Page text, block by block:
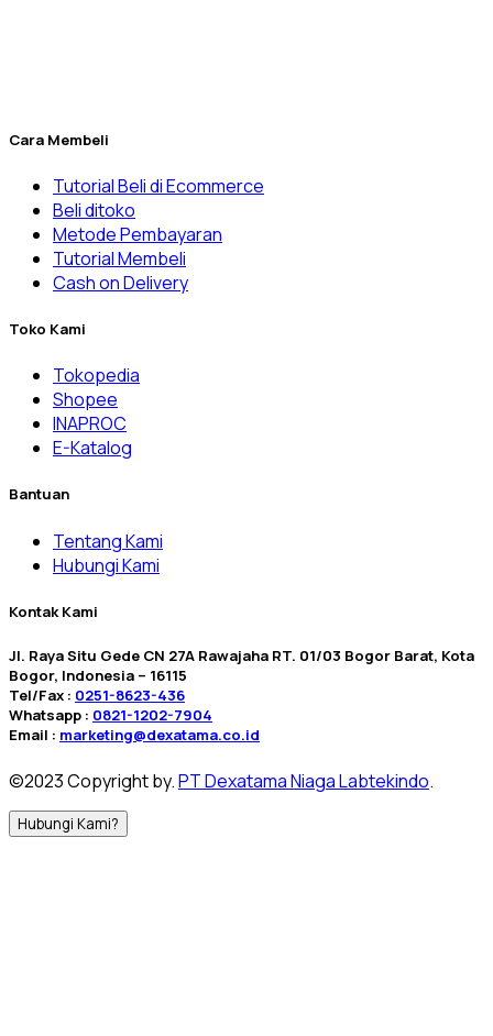
Cara Membeli
Tutorial Beli di Ecommerce
Beli ditoko
Metode Pembayaran
Tutorial Membeli
Cash on Delivery
Toko Kami
Tokopedia
Shopee
INAPROC
E-Katalog
Bantuan
Tentang Kami
Hubungi Kami
Kontak Kami
Jl. Raya Situ Gede CN 27A Rawajaha RT. 01/03 Bogor Barat, Kota
Bogor, Indonesia – 16115
Tel/Fax : 0251-8623-436
Whatsapp : 0821-1202-7904
Email : marketing@dexatama.co.id
©2023 Copyright by.PT Dexatama Niaga Labtekindo.
Hubungi Kami?